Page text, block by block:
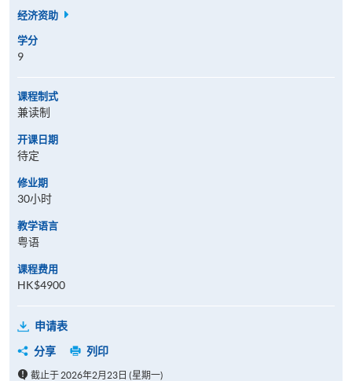
经济资助
学分
9
课程制式
兼读制
开课日期
待定
修业期
30小时
教学语言
粤语
课程费用
HK$4900
申请表
分享
列印
截止于 2026年2月23日 (星期一)